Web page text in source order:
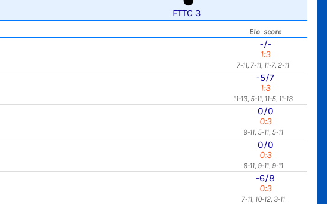
FTTC 3
Elo score
-/-
1:3
7-11, 7-11, 11-7, 2-11
-5/7
1:3
11-13, 5-11, 11-5, 11-13
0/0
0:3
9-11, 5-11, 5-11
0/0
0:3
6-11, 9-11, 9-11
-6/8
0:3
7-11, 10-12, 3-11